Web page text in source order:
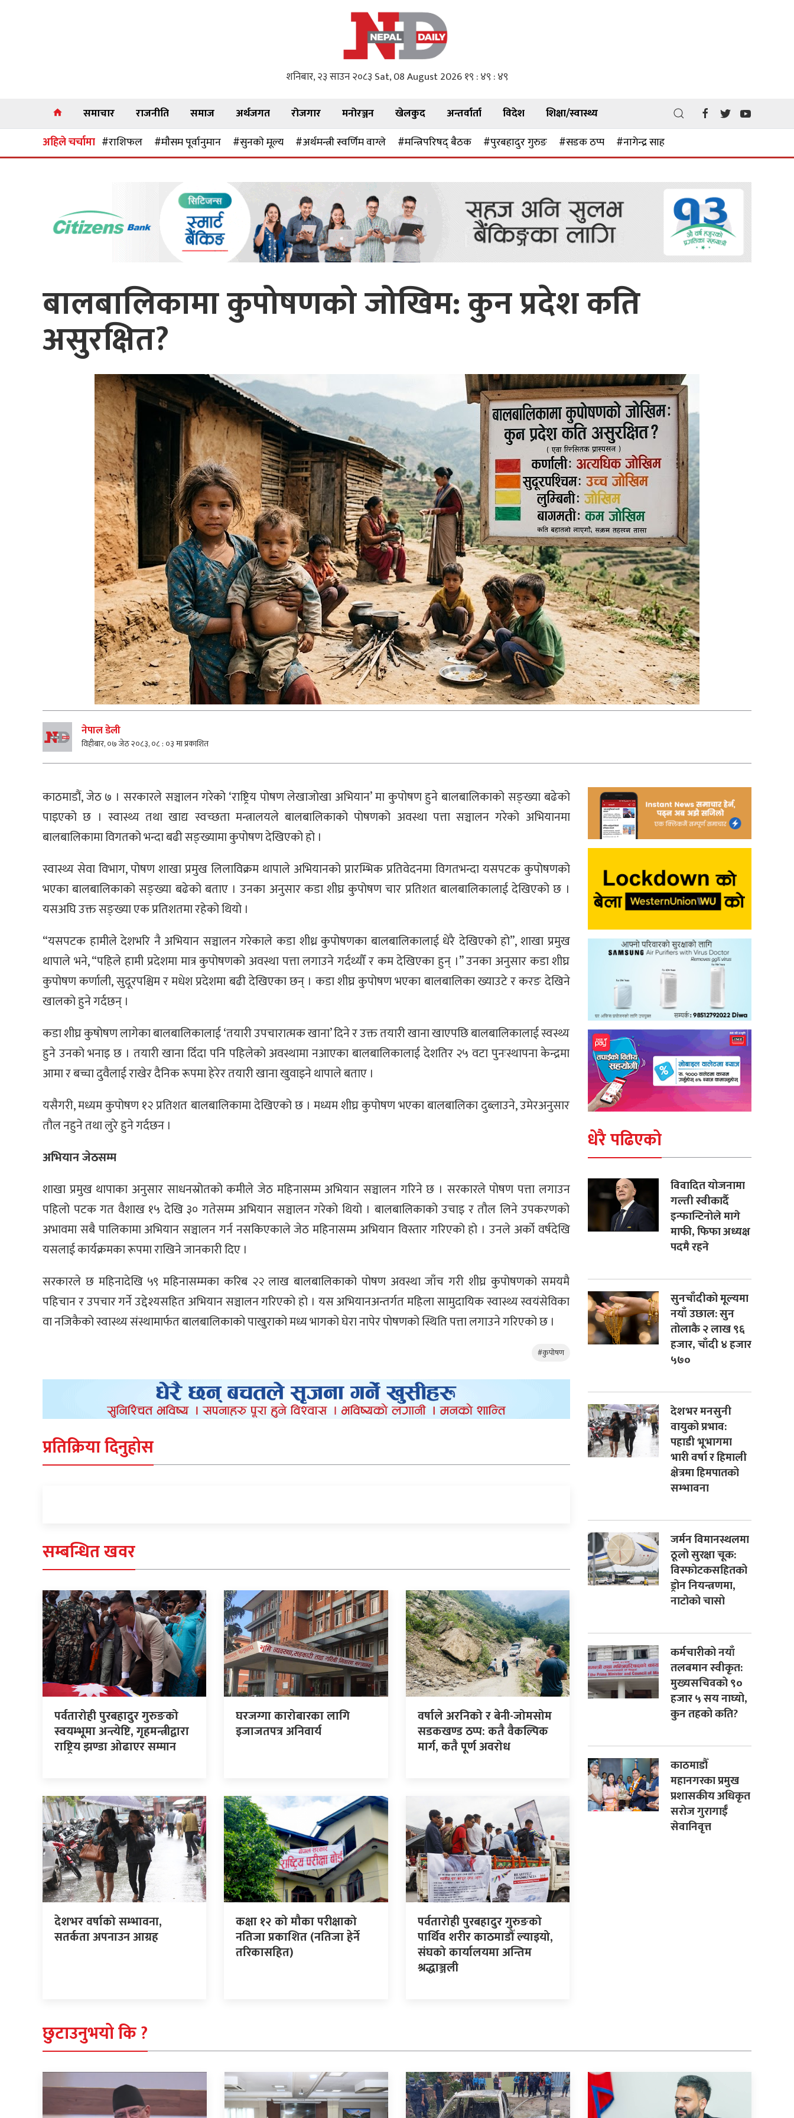
शनिबार, २३ साउन २०८३ Sat, 08 August 2026१९ : ४९ : ५१
समाचार राजनीति समाज अर्थजगत रोजगार मनोरञ्जन खेलकुद अन्तर्वार्ता विदेश शिक्षा/स्वास्थ्य
अहिले चर्चामा #राशिफल #माैसम पूर्वानुमान #सुनकाे मूल्य #अर्थमन्त्री स्वर्णिम वाग्ले #मन्त्रिपरिषद् बैठक #पुरबहादुर गुरुङ #सडक ठप्प #नागेन्द्र साह
बालबालिकामा कुपोषणको जोखिम: कुन प्रदेश कति
असुरक्षित?
नेपाल डेली
विहीबार, ०७ जेठ २०८३, ०८ : ०३ मा प्रकाशित
काठमाडौं, जेठ ७ । सरकारले सञ्चालन गरेको ‘राष्ट्रिय पोषण लेखाजोखा अभियान’ मा कुपोषण हुने बालबालिकाको सङ्ख्या बढेको
पाइएको छ । स्वास्थ्य तथा खाद्य स्वच्छता मन्त्रालयले बालबालिकाको पोषणको अवस्था पत्ता सञ्चालन गरेको अभियानमा
बालबालिकामा विगतको भन्दा बढी सङ्ख्यामा कुपोषण देखिएको हो ।
स्वास्थ्य सेवा विभाग, पोषण शाखा प्रमुख लिलाविक्रम थापाले अभियानको प्रारम्भिक प्रतिवेदनमा विगतभन्दा यसपटक कुपोषणको
भएका बालबालिकाको सङ्ख्या बढेको बताए । उनका अनुसार कडा शीघ्र कुपोषण चार प्रतिशत बालबालिकालाई देखिएको छ ।
यसअघि उक्त सङ्ख्या एक प्रतिशतमा रहेको थियो ।
“यसपटक हामीले देशभरि नै अभियान सञ्चालन गरेकाले कडा शीध्र कुपोषणका बालबालिकालाई धेरै देखिएको हो”, शाखा प्रमुख
थापाले भने, “पहिले हामी प्रदेशमा मात्र कुपोषणको अवस्था पत्ता लगाउने गर्दथ्यौँ र कम देखिएका हुन् ।” उनका अनुसार कडा शीघ्र
कुपोषण कर्णाली, सुदूरपश्चिम र मधेश प्रदेशमा बढी देखिएका छन् । कडा शीघ्र कुपोषण भएका बालबालिका ख्याउटे र करङ देखिने
खालको हुने गर्दछन् ।
कडा शीघ्र कुषोषण लागेका बालबालिकालाई ‘तयारी उपचारात्मक खाना’ दिने र उक्त तयारी खाना खाएपछि बालबालिकालाई स्वस्थ्य
हुने उनको भनाइ छ । तयारी खाना दिँदा पनि पहिलेको अवस्थामा नआएका बालबालिकालाई देशतिर २५ वटा पुनःस्थापना केन्द्रमा
आमा र बच्चा दुवैलाई राखेर दैनिक रूपमा हेरेर तयारी खाना खुवाइने थापाले बताए ।
यसैगरी, मध्यम कुपोषण १२ प्रतिशत बालबालिकामा देखिएको छ । मध्यम शीघ्र कुपोषण भएका बालबालिका दुब्लाउने, उमेरअनुसार
तौल नहुने तथा लुरे हुने गर्दछन ।
अभियान जेठसम्म
शाखा प्रमुख थापाका अनुसार साधनस्रोतको कमीले जेठ महिनासम्म अभियान सञ्चालन गरिने छ । सरकारले पोषण पत्ता लगाउन
पहिलो पटक गत वैशाख १५ देखि ३० गतेसम्म अभियान सञ्चालन गरेको थियो । बालबालिकाको उचाइ र तौल लिने उपकरणको
अभावमा सबै पालिकामा अभियान सञ्चालन गर्न नसकिएकाले जेठ महिनासम्म अभियान विस्तार गरिएको हो । उनले अर्को वर्षदेखि
यसलाई कार्यक्रमका रूपमा राखिने जानकारी दिए ।
सरकारले छ महिनादेखि ५९ महिनासम्मका करिब २२ लाख बालबालिकाको पोषण अवस्था जाँच गरी शीघ्र कुपोषणको समयमै
पहिचान र उपचार गर्ने उद्देश्यसहित अभियान सञ्चालन गरिएको हो । यस अभियानअन्तर्गत महिला सामुदायिक स्वास्थ्य स्वयंसेविका
वा नजिकैको स्वास्थ्य संस्थामार्फत बालबालिकाको पाखुराको मध्य भागको घेरा नापेर पोषणको स्थिति पत्ता लगाउने गरिएको छ ।
#कुपोषण
प्रतिक्रिया दिनुहोस
सम्बन्धित खवर
पर्वतारोही पुरबहादुर गुरुङको
स्वयम्भूमा अन्त्येष्टि, गृहमन्त्रीद्वारा
राष्ट्रिय झण्डा ओढाएर सम्मान
घरजग्गा कारोबारका लागि
इजाजतपत्र अनिवार्य
वर्षाले अरनिको र बेनी-जोमसोम
सडकखण्ड ठप्प: कतै वैकल्पिक
मार्ग, कतै पूर्ण अवरोध
देशभर वर्षाको सम्भावना,
सतर्कता अपनाउन आग्रह
कक्षा १२ को मौका परीक्षाको
नतिजा प्रकाशित (नतिजा हेर्ने
तरिकासहित)
पर्वतारोही पुरबहादुर गुरुङको
पार्थिव शरीर काठमाडौँ ल्याइयो,
संघको कार्यालयमा अन्तिम
श्रद्धाञ्जली
धेरै पढिएको
विवादित योजनामा
गल्ती स्वीकार्दै
इन्फान्टिनोले मागे
माफी, फिफा अध्यक्ष
पदमै रहने
सुनचाँदीको मूल्यमा
नयाँ उछाल: सुन
तोलाकै २ लाख ९६
हजार, चाँदी ४ हजार
५७०
देशभर मनसुनी
वायुको प्रभाव:
पहाडी भूभागमा
भारी वर्षा र हिमाली
क्षेत्रमा हिमपातको
सम्भावना
जर्मन विमानस्थलमा
ठूलो सुरक्षा चूक:
विस्फोटकसहितको
ड्रोन नियन्त्रणमा,
नाटोको चासो
कर्मचारीको नयाँ
तलबमान स्वीकृत:
मुख्यसचिवको ९०
हजार ५ सय नाघ्यो,
कुन तहको कति?
काठमाडौँ
महानगरका प्रमुख
प्रशासकीय अधिकृत
सरोज गुरागाईँ
सेवानिवृत्त
छुटाउनुभयो कि ?